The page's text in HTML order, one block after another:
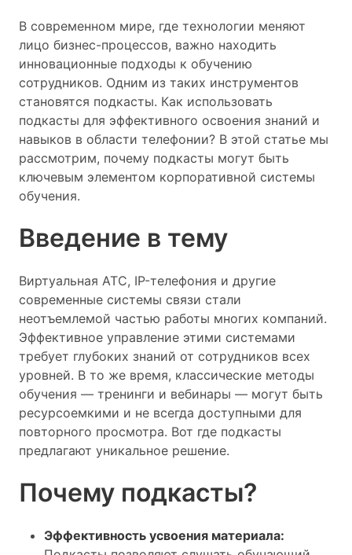
В современном мире, где технологии меняют
лицо бизнес-процессов, важно находить
инновационные подходы к обучению
сотрудников. Одним из таких инструментов
становятся подкасты. Как использовать
подкасты для эффективного освоения знаний и
навыков в области телефонии? В этой статье мы
рассмотрим, почему подкасты могут быть
ключевым элементом корпоративной системы
обучения.
Введение в тему
Виртуальная АТС, IP-телефония и другие
современные системы связи стали
неотъемлемой частью работы многих компаний.
Эффективное управление этими системами
требует глубоких знаний от сотрудников всех
уровней. В то же время, классические методы
обучения — тренинги и вебинары — могут быть
ресурсоемкими и не всегда доступными для
повторного просмотра. Вот где подкасты
предлагают уникальное решение.
Почему подкасты?
Эффективность усвоения материала: